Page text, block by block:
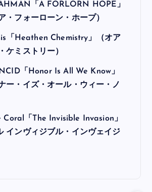
「A FORLORN HOPE」
・フォーローン・ホープ）
「Heathen Chemistry」（オア
ケミストリー）
「Honor Is All We Know」
ー・イズ・オール・ウィー・ノ
Coral「The Invisible Invasion」
インヴィジブル・インヴェイジ